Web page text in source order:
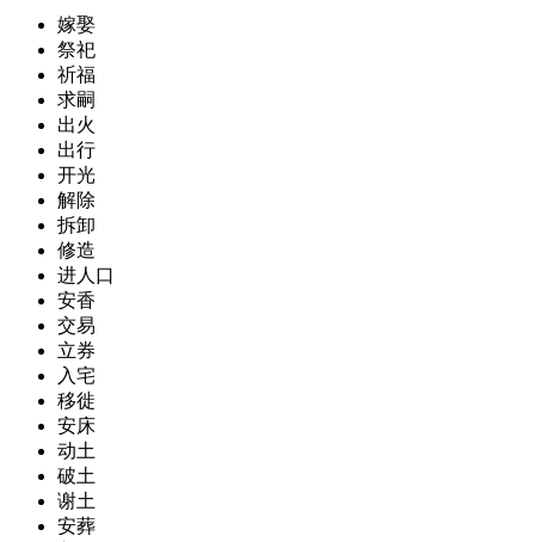
嫁娶
祭祀
祈福
求嗣
出火
出行
开光
解除
拆卸
修造
进人口
安香
交易
立券
入宅
移徙
安床
动土
破土
谢土
安葬